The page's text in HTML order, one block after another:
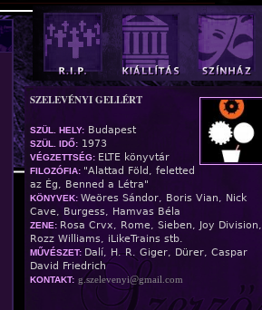
SZELEVÉNYI GELLÉRT
SZÜL. HELY: Budapest
SZÜL. IDŐ: 1973
VÉGZETTSÉG: ELTE könyvtár
FILOZÓFIA: "Alattad Föld, feletted
az Ég, Benned a Létra"
KÖNYVEK: Weöres Sándor, Boris Vian, Nick
Cave, Burgess, Hamvas Béla
ZENE: Rosa Crvx, Rome, Sieben, Joy Division,
Rozz Williams, iLikeTrains stb.
MŰVÉSZET: Dalí, H. R. Giger, Dürer, Caspar
David Friedrich
KONTAKT: g.szelevenyi@gmail.com